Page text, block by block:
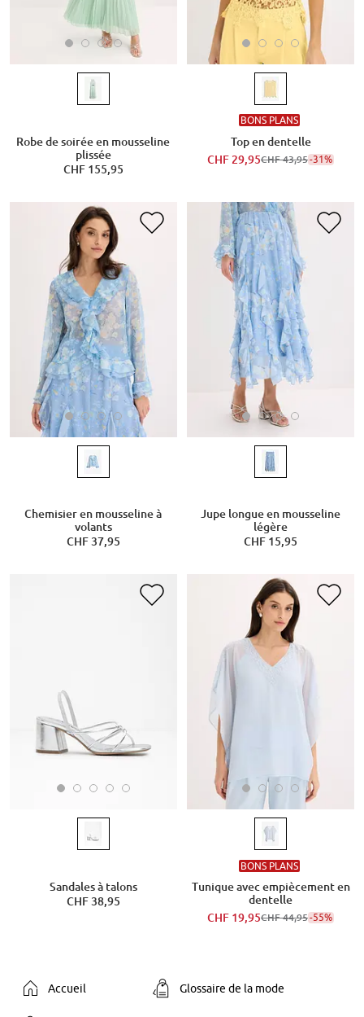
Robe de soirée en mousseline
plissée
CHF 155,95
BONS PLANS
Top en dentelle
CHF 29,95CHF 43,95-31%
Chemisier en mousseline à
volants
CHF 37,95
Jupe longue en mousseline
légère
CHF 15,95
Sandales à talons
CHF 38,95
BONS PLANS
Tunique avec empiècement en
dentelle
CHF 19,95CHF 44,95-55%
Accueil Glossaire de la mode